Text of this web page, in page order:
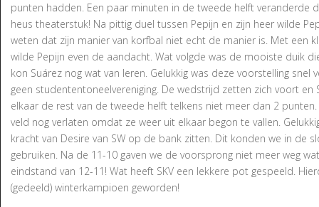
punten hadden. Een paar minuten in de tweede helft veranderde
heus theaterstuk! Na pittig duel tussen Pepijn en zijn heer wilde
weten dat zijn manier van korfbal niet echt de manier is. Met een
wilde Pepijn even de aandacht. Wat volgde was de mooiste duik
kon Suárez nog wat van leren. Gelukkig was deze voorstelling snel
geen studententoneelvereniging. De wedstrijd zetten zich voort en
elkaar de rest van de tweede helft telkens niet meer dan 2
veld nog verlaten omdat ze weer uit elkaar begon te vallen.
kracht van Desire van SW op de bank zitten. Dit konden we in de
gebruiken. Na de 11-10 gaven we de voorsprong niet meer weg
eindstand van 12-11! Wat heeft SKV een lekkere pot gespeeld.
(gedeeld) winterkampioen geworden!